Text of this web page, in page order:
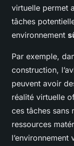
virtuelle permet
tâches
environnement
Par exemple,
construction,
peuvent avoir
réalité virtuelle
ces tâches sans
ressources